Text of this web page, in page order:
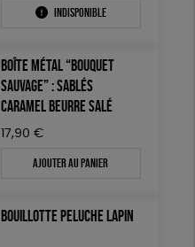
FSC Indisponible
BOÎTE MÉTAL “BOUQUET
SAUVAGE” : SABLÉS
CARAMEL BEURRE SALÉ
17,90 €
Ajouter au panier
BOUILLOTTE PELUCHE LAPIN